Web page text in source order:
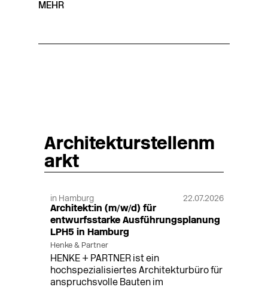
MEHR
Architekturstellenm
arkt
in Hamburg 22.07.2026
Architekt:in (m/w/d) für
entwurfsstarke Ausführungsplanung
LPH5 in Hamburg
Henke & Partner
HENKE + PARTNER ist ein
hochspezialisiertes Architekturbüro für
anspruchsvolle Bauten im